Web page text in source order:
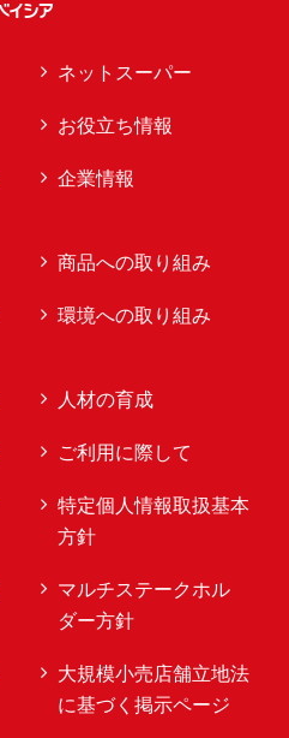
ネットスーパー
お役立ち情報
企業情報
商品への取り組み
環境への取り組み
人材の育成
ご利用に際して
特定個人情報取扱基本
方針
マルチステークホル
ダー方針
大規模小売店舗立地法
に基づく掲示ページ